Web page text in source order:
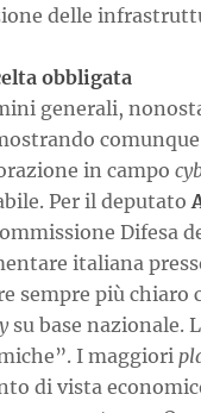
delle
obbligata
generali,
in campo
Per il deputato
Difesa
italiana
sempre più
su base nazionale.
I maggiori
di vista